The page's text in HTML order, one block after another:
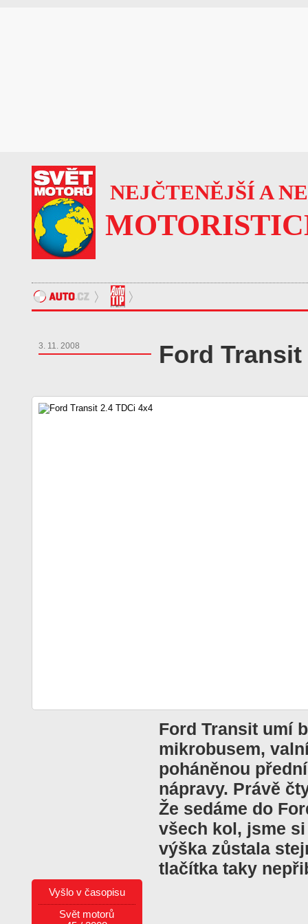
NEJČTENĚJŠÍ A
3. 11. 2008 Ford Transit
Ford Transit umí
mikrobusem,
poháněnou
nápravy. Právě
Že sedáme do
všech kol, jsme
výška zůstala
tlačítka taky
Vyšlo v časopisu
Svět motorů